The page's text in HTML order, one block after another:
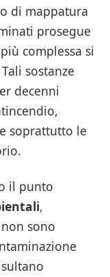
di mappatura
prosegue
complessa si
sostanze
decenni
soprattutto le
il punto
,
sono